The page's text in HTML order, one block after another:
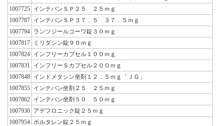
1007725 インテバンＳＰ２５ ２５ｍｇ
1007787 インテバンＳＰ３７．５ ３７．５ｍｇ
1007794 ランツジールコーワ錠３０ｍｇ
1007817
ミリダシン錠９０ｍｇ
1007824 インフリーカプセル１００ｍｇ
1007831
インフリーＳカプセル２００ｍｇ
1007848 インドメタシン坐剤１２．５ｍｇ「ＪＧ」
1007855 インテバン坐剤２５ ２５ｍｇ
1007862 インテバン坐剤５０ ５０ｍｇ
1007930 アデフロニック錠２５ｍｇ
1007954 ボルタレン錠２５ｍｇ